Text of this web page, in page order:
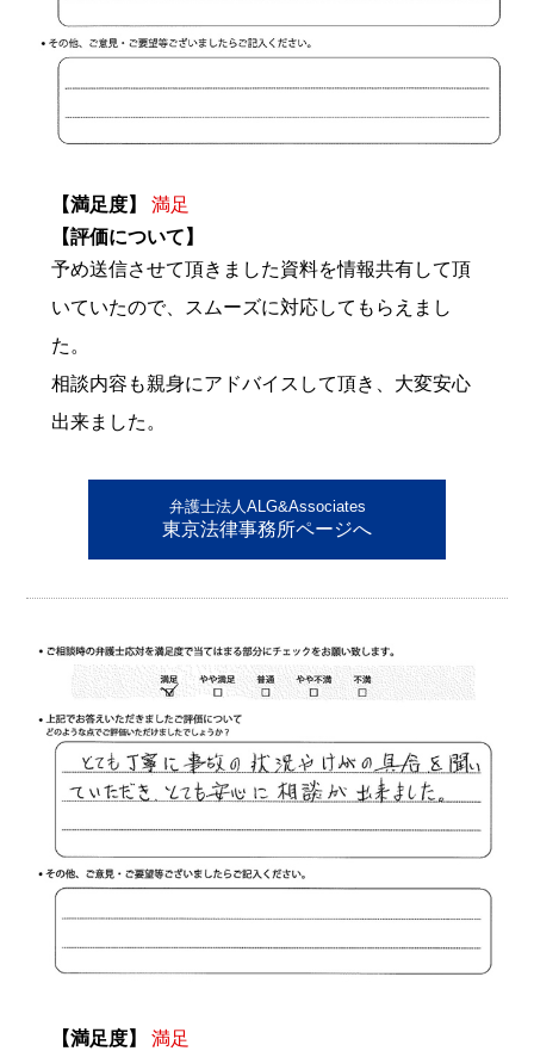
【満足度】
満足
【評価について】
予め送信させて頂きました資料を情報共有して頂
いていたので、スムーズに対応してもらえまし
た。
相談内容も親身にアドバイスして頂き、大変安心
出来ました。
弁護士法人ALG&Associates
東京法律事務所ページへ
【満足度】
満足